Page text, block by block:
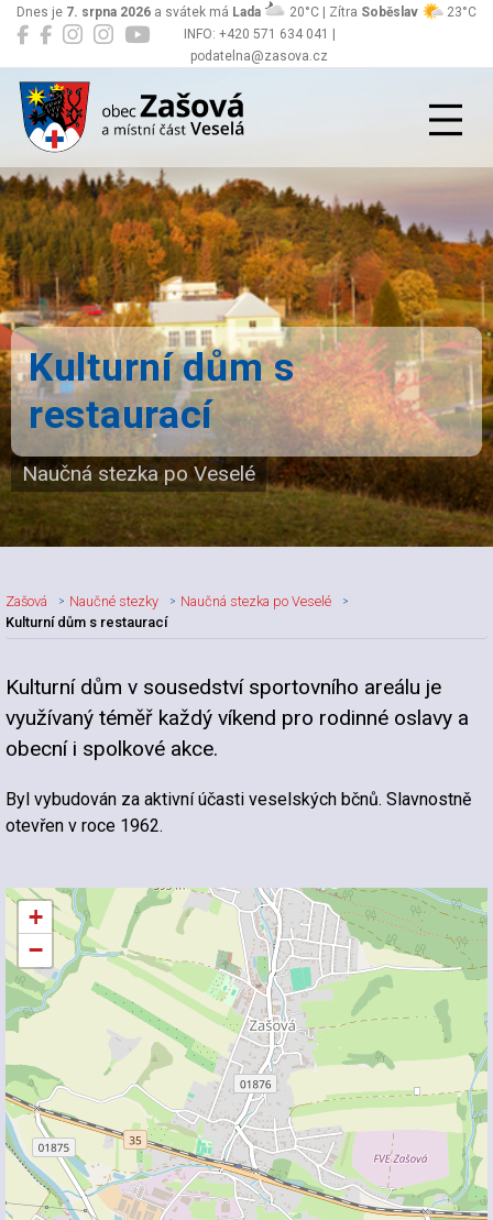
INFO: +420 571 634 041 |
podatelna@zasova.cz
Dnes je 7. srpna 2026 a svátek má Lada 20°C | Zítra Soběslav 23°C
Zašová
Kulturní dům s
restaurací
Naučná stezka po Veselé
Zašová Naučné stezky
Naučná stezka po Veselé
Kulturní dům s restaurací
Kulturní dům v sousedství sportovního areálu je
využívaný téměř každý víkend pro rodinné oslavy a
obecní i spolkové akce.
Byl vybudován za aktivní účasti veselských bčnů. Slavnostně
otevřen v roce 1962.
+
−